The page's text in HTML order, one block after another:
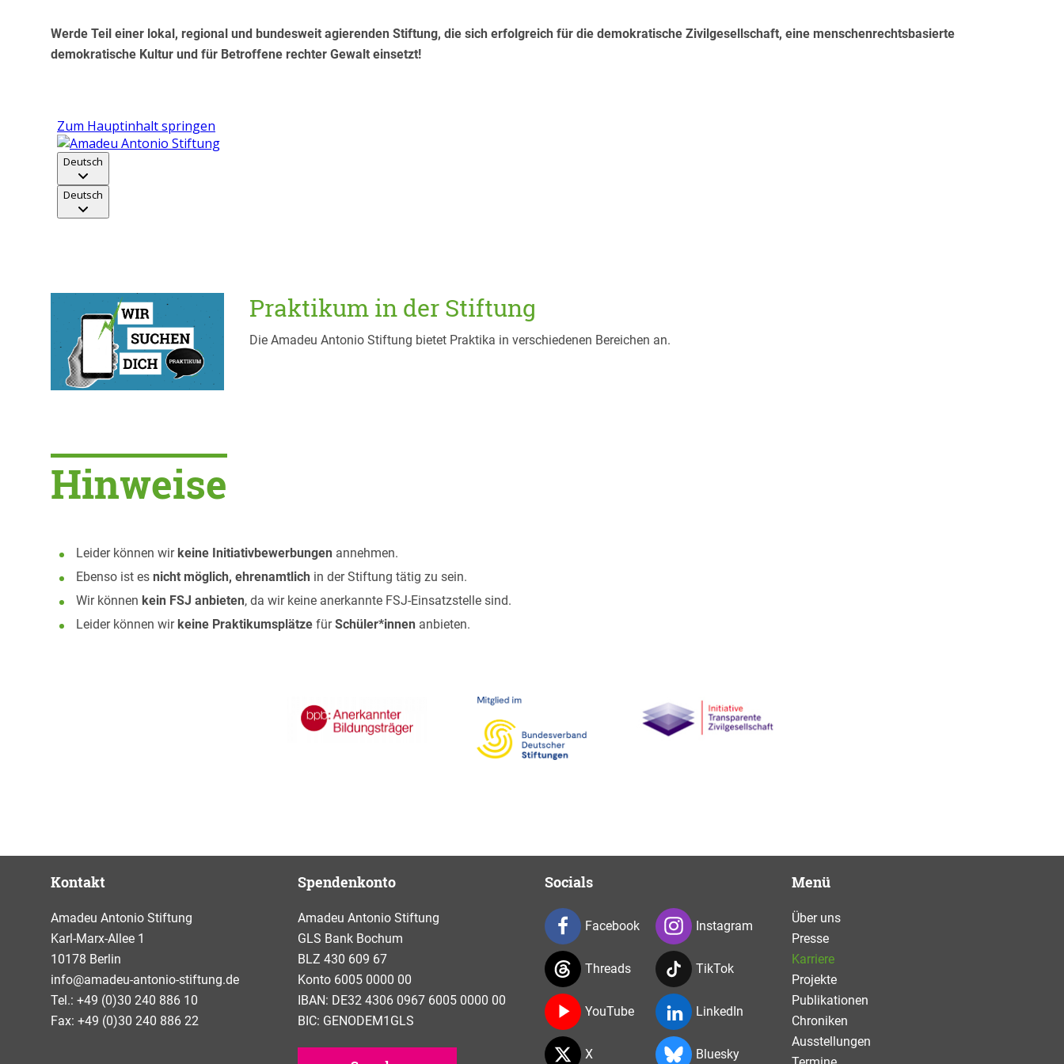
Werde Teil einer lokal, regional und bundesweit agierenden Stiftung, die sich erfolgreich für die demokratische Zivilgesellschaft, eine menschenrechtsbasierte
demokratische Kultur und für Betroffene rechter Gewalt einsetzt!
Praktikum in der Stiftung
Die Amadeu Antonio Stiftung bietet Praktika in verschiedenen Bereichen an.
Hinweise
Leider können wir keine Initiativbewerbungen annehmen.
Ebenso ist es nicht möglich, ehrenamtlich in der Stiftung tätig zu sein.
Wir können kein FSJ anbieten, da wir keine anerkannte FSJ-Einsatzstelle sind.
Leider können wir keine Praktikumsplätze fürSchüler*innen anbieten.
Kontakt
Amadeu Antonio Stiftung
Karl-Marx-Allee 1
10178 Berlin
info@amadeu-antonio-stiftung.de
Tel.: +49 (0)30 240 886 10
Fax: +49 (0)30 240 886 22
Spendenkonto
Amadeu Antonio Stiftung
GLS Bank Bochum
BLZ 430 609 67
Konto 6005 0000 00
IBAN: DE32 4306 0967 6005 0000 00
BIC: GENODEM1GLS
Socials
Facebook Instagram
Threads TikTok
YouTube LinkedIn
X Bluesky
Menü
Über uns
Presse
Karriere
Projekte
Publikationen
Chroniken
Ausstellungen